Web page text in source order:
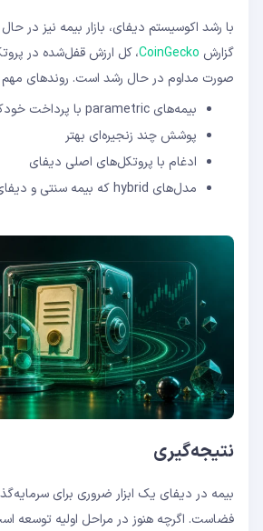
با رشد اکوسیستم دیفای، بازار بیمه نیز در
گزارش CoinGecko، کل ارزش قفل‌شده در
صورت مداوم در حال رشد است. روندهای مهم
بیمه‌های parametric با پرداخت خودکار
پوشش چند زنجیره‌ای بهتر
ادغام با پروتکل‌های اصلی دیفای
مدل‌های hybrid که بیمه سنتی و دیفای را ترکیب می‌کنند
نتیجه‌گیری
بیمه در دیفای یک ابزار ضروری برای
فضاست. اگرچه هنوز در مراحل اولیه توسعه